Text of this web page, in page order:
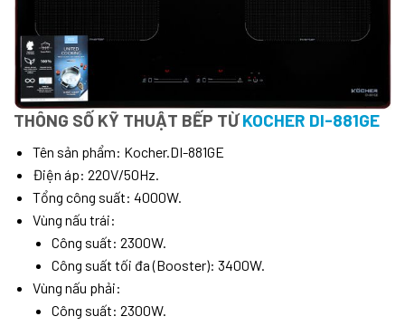
THÔNG SỐ KỸ THUẬT BẾP TỪKOCHER DI-881GE
Tên sản phẩm: Kocher.DI-881GE
Điện áp: 220V/50Hz.
Tổng công suất: 4000W.
Vùng nấu trái:
Công suất: 2300W.
Công suất tối đa (Booster): 3400W.
Vùng nấu phải:
Công suất: 2300W.